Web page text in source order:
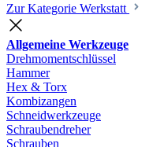
Zur Kategorie Werkstatt
Allgemeine Werkzeuge
Drehmomentschlüssel
Hammer
Hex & Torx
Kombizangen
Schneidwerkzeuge
Schraubendreher
Schrauben